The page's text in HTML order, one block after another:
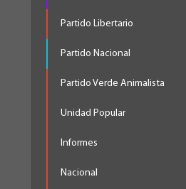
Partido Libertario
Partido Nacional
Partido Verde Animalista
Unidad Popular
Informes
Nacional